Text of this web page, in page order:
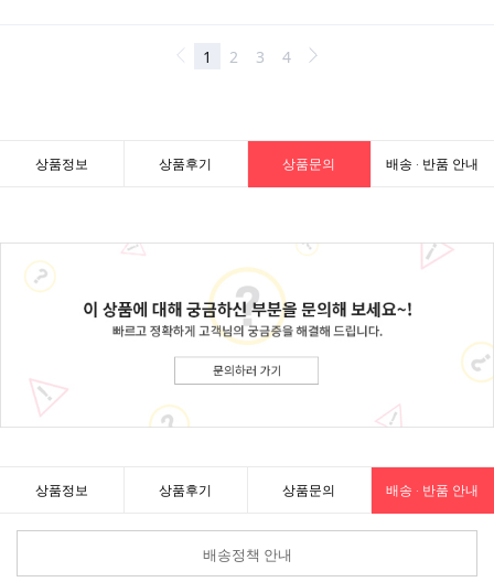
상품정보 상품후기 상품문의 배송 · 반품 안내
상품정보 상품후기 상품문의 배송 · 반품 안내
배송정책 안내